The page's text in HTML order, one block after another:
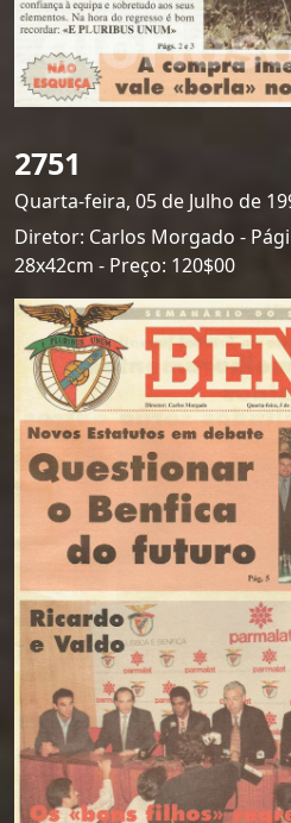
2751
Quarta-feira, 05 de Julho de
Diretor: Carlos Morgado -
28x42cm - Preço: 120$00